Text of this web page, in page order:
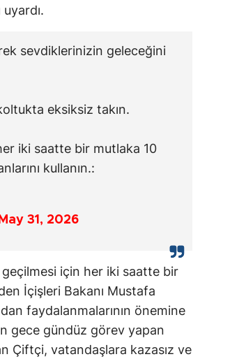
sevdiklerinizin geleceğini
eksiksiz takın.
iki saatte bir mutlaka 10
kullanın.:
May 31, 2026
için her iki saatte bir
İçişleri Bakanı Mustafa
faydalanmalarının önemine
gece gündüz görev yapan
Çiftçi, vatandaşlara kazasız ve